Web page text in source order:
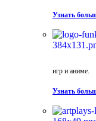
Узнать
игр и аниме.
Узнать